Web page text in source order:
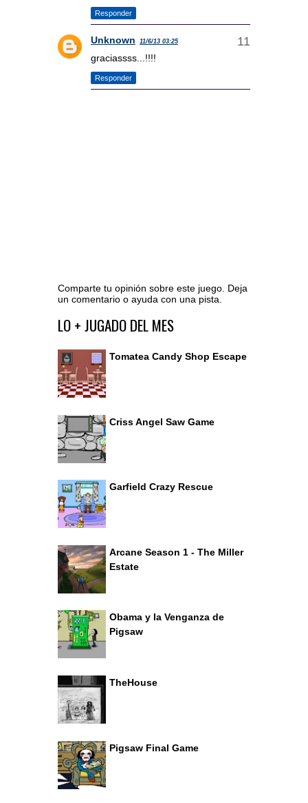
Responder
Unknown 11/6/13 03:25
graciassss...!!!!
Responder
Comparte tu opinión sobre este juego. Deja
un comentario o ayuda con una pista.
Ir al editor de comentarios
LO + JUGADO DEL MES
Tomatea Candy Shop Escape
Criss Angel Saw Game
Garfield Crazy Rescue
Arcane Season 1 - The Miller
Estate
Obama y la Venganza de
Pigsaw
TheHouse
Pigsaw Final Game